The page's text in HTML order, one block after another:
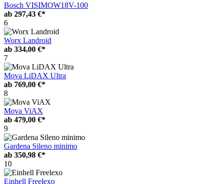
Bosch VISIMOW18V-100
ab 297,43 €*
6
Worx Landroid
ab 334,00 €*
7
Mova LiDAX Ultra
ab 769,00 €*
8
Mova ViAX
ab 479,00 €*
9
Gardena Sileno minimo
ab 350,98 €*
10
Einhell Freelexo